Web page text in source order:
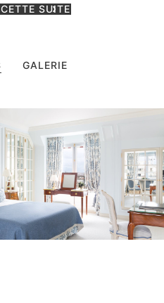
SUITE
GALERIE